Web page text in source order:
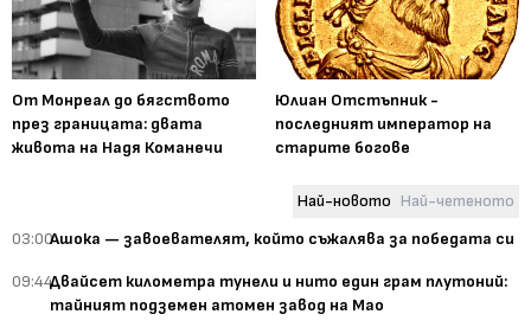
От Монреал до бягството
през границата: двата
живота на Надя Команечи
Юлиан Отстъпник -
последният император на
старите богове
Най-новото Най-четеното
03:00Ашока — завоевателят, който съжалява за победата си
09:44Двайсет километра тунели и нито един грам плутоний:
тайният подземен атомен завод на Мао